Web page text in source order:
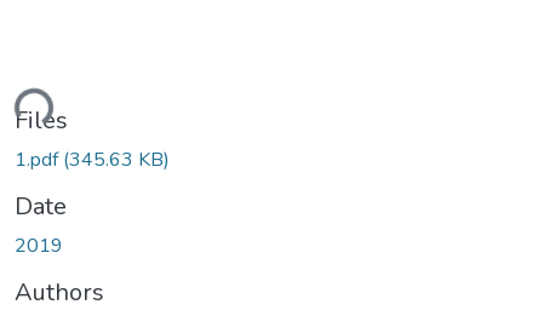
Files
1.pdf(345.63 KB)
Date
2019
Authors